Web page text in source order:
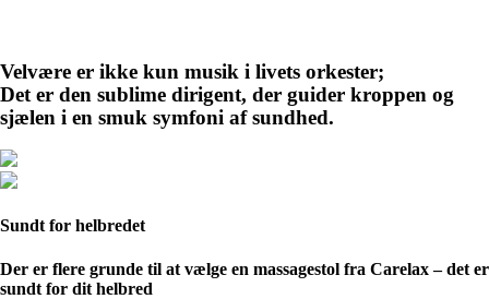
Velvære er ikke kun musik i livets orkester;
Det er den sublime dirigent, der guider kroppen og
sjælen i en smuk symfoni af sundhed.
Sundt for helbredet
Der er flere grunde til at vælge en massagestol fra Carelax – det er
sundt for dit helbred